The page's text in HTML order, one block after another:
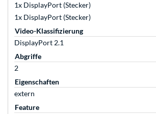
1x DisplayPort (Stecker)
1x DisplayPort (Stecker)
Video-Klassifizierung
DisplayPort 2.1
Abgriffe
2
Eigenschaften
extern
Feature